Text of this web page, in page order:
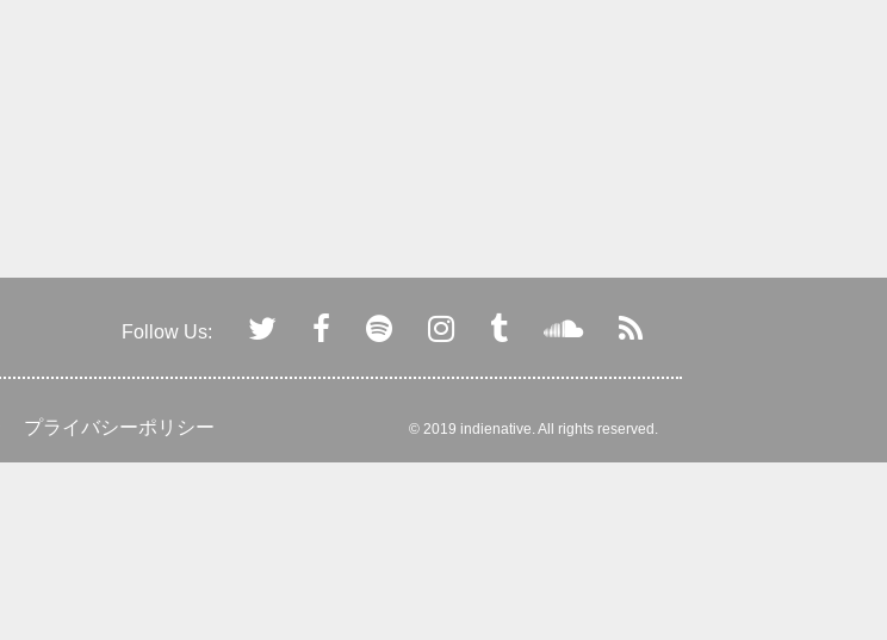
Follow Us:
プライバシーポリシー © 2019 indienative. All rights reserved.